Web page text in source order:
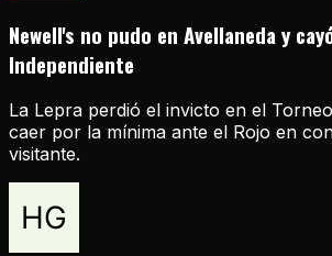
Newell's no pudo en Avellaneda y
Independiente
La Lepra perdió el invicto en el
caer por la mínima ante el Rojo en
visitante.